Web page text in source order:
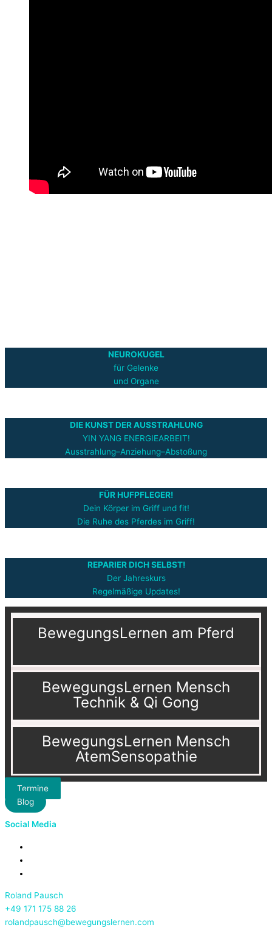
NEUROKUGEL
für Gelenke
und Organe
DIE KUNST DER AUSSTRAHLUNG
YIN YANG ENERGIEARBEIT!
Ausstrahlung–Anziehung–Abstoßung
FÜR HUFPFLEGER!
Dein Körper im Griff und fit!
Die Ruhe des Pferdes im Griff!
REPARIER DICH SELBST!
Der Jahreskurs
Regelmäßige Updates!
BewegungsLernen am Pferd
BewegungsLernen Mensch
Technik & Qi Gong
BewegungsLernen Mensch
AtemSensopathie
Termine
Blog
Social Media
Roland Pausch
+49 171 175 88 26
rolandpausch@bewegungslernen.com